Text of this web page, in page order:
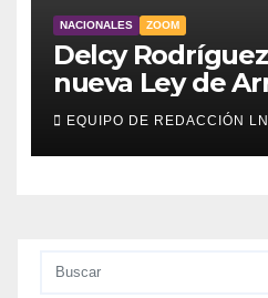
NACIONALES ZOOM
Delcy
nueva Ley de
para atender a
damnificadas
EQUIPO DE REDACCIÓN